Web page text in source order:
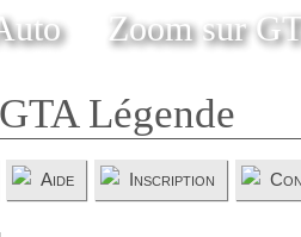
Zoom sur
Légende
Aide Inscription